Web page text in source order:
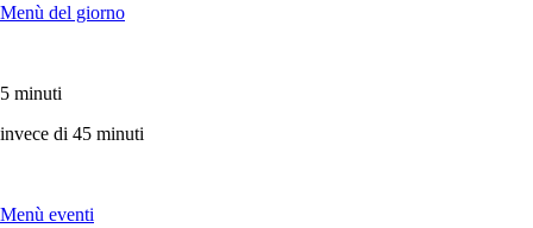
Menù del giorno
5 minuti
invece di 45 minuti
Menù eventi